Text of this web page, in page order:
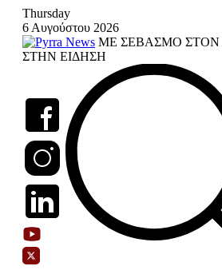
Skip
content
Thursday
6 Αυγούστου 2026
ΜΕ ΣΕΒΑΣΜΟ
ΣΤΗΝ ΕΙΔΗΣΗ